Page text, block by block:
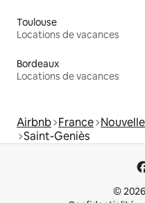
Toulouse
Locations de vacances
Bordeaux
Locations de vacances
Airbnb France
Saint-Geniès
©